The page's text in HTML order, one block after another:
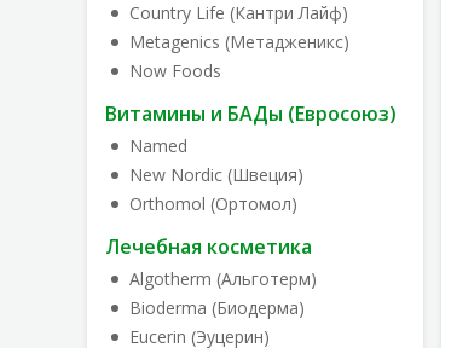
Country Life (Кантри Лайф)
Metagenics (Метадженикс)
Now Foods
Витамины и БАДы (Евросоюз)
Named
New Nordic (Швеция)
Orthomol (Ортомол)
Лечебная косметика
Algotherm (Альготерм)
Bioderma (Биодерма)
Eucerin (Эуцерин)